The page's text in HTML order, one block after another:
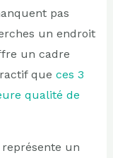
pas
un endroit
un cadre
que ces 3
qualité de
représente un